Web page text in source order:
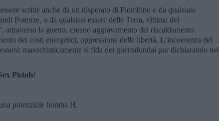
scritte anche da un disperato di Piombino o da qualsiasi
Potenze, o da qualsiasi essere delle Terra, vittima del
attraverso la guerra, creano aggravamento del riscaldamento
dei costi energetici, oppressione delle libertà. L’incoerenza del
masochisticamente si fida dei guerrafondai pur dichiarando nei
Pistols!
potenziale bomba H.